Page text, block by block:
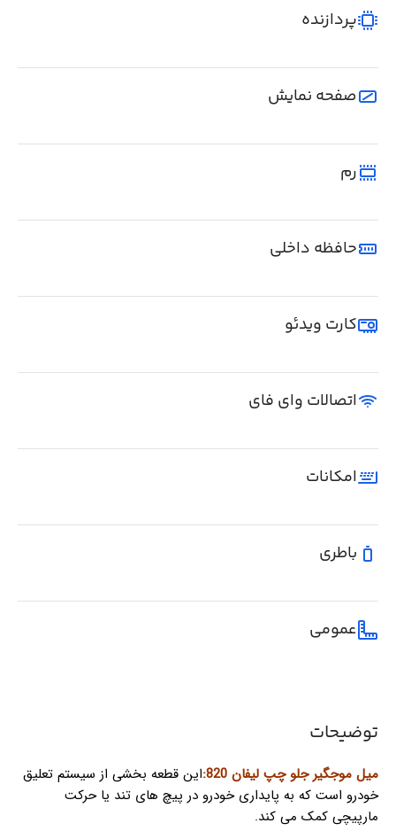
توضیحات
میل موجگیر جلو چپ لیفان 820:
این قطعه بخشی از سیستم تعلیق
خودرو است که به پایداری خودرو در پیچ های تند یا حرکت
مارپیچی کمک می کند.
پردازنده
صفحه نمایش
رم
حافظه داخلی
کارت ویدئو
اتصالات وای فای
امکانات
باطری
عمومی